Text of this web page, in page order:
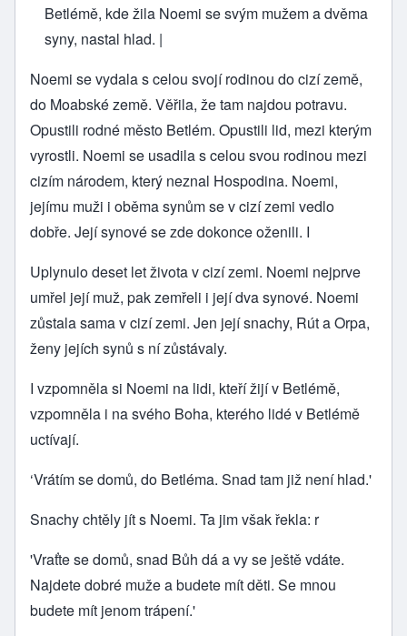
Betlémě, kde žila Noemi se svým mužem a dvěma
syny, nastal hlad. |
Noemi se vydala s celou svojí rodinou do cizí země,
do Moabské země. Věřila, že tam najdou potravu.
Opustili rodné město Betlém. Opustili lid, mezi kterým
vyrostli. Noemi se usadila s celou svou rodinou mezi
cizím národem, který neznal Hospodina. Noemi,
jejímu muži i oběma synům se v cizí zemi vedlo
dobře. Její synové se zde dokonce oženili. I
Uplynulo deset let života v cizí zemi. Noemi nejprve
umřel její muž, pak zemřeli i její dva synové. Noemi
zůstala sama v cizí zemi. Jen její snachy, Rút a Orpa,
ženy jejích synů s ní zůstávaly.
I vzpomněla si Noemi na lidi, kteří žijí v Betlémě,
vzpomněla i na svého Boha, kterého lidé v Betlémě
uctívají.
‘Vrátím se domů, do Betléma. Snad tam již není hlad.'
Snachy chtěly jít s Noemi. Ta jim však řekla: r
'Vraťte se domů, snad Bůh dá a vy se ještě vdáte.
Najdete dobré muže a budete mít děti. Se mnou
budete mít jenom trápení.'